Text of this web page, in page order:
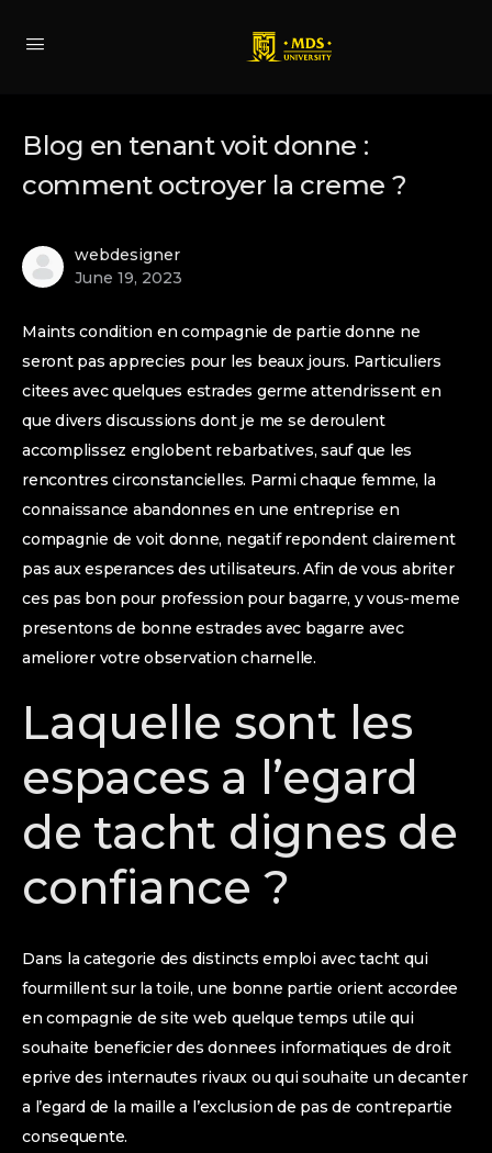
Blog en tenant voit donne :
comment octroyer la creme ?
webdesigner
June 19, 2023
Maints condition en compagnie de partie donne ne
seront pas apprecies pour les beaux jours. Particuliers
citees avec quelques estrades germe attendrissent en
que divers discussions dont je me se deroulent
accomplissez englobent rebarbatives, sauf que les
rencontres circonstancielles. Parmi chaque femme, la
connaissance abandonnes en une entreprise en
compagnie de voit donne, negatif repondent clairement
pas aux esperances des utilisateurs. Afin de vous abriter
ces pas bon pour profession pour bagarre, y vous-meme
presentons de bonne estrades avec bagarre avec
ameliorer votre observation charnelle.
Laquelle sont les
espaces a l’egard
de tacht dignes de
confiance ?
Dans la categorie des distincts emploi avec tacht qui
fourmillent sur la toile, une bonne partie orient accordee
en compagnie de site web quelque temps utile qui
souhaite beneficier des donnees informatiques de droit
eprive des internautes rivaux ou qui souhaite un decanter
a l’egard de la maille a l’exclusion de pas de contrepartie
consequente.